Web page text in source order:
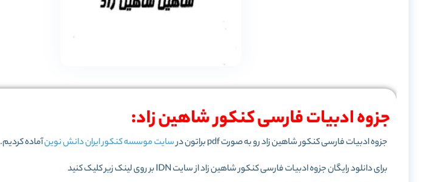
جزوه ادبیات فارسی کنکور شاهین زاد:
جزوه ادبیات فارسی کنکور شاهین زاد رو به صورت pdf براتون در سایت موسسه کنکور ایران دانش نوینآماده کردیم.
برای دانلود رایگان جزوه ادبیات فارسی کنکور شاهین زاد از سایت IDN بر روی لینک زیر کلیک کنید